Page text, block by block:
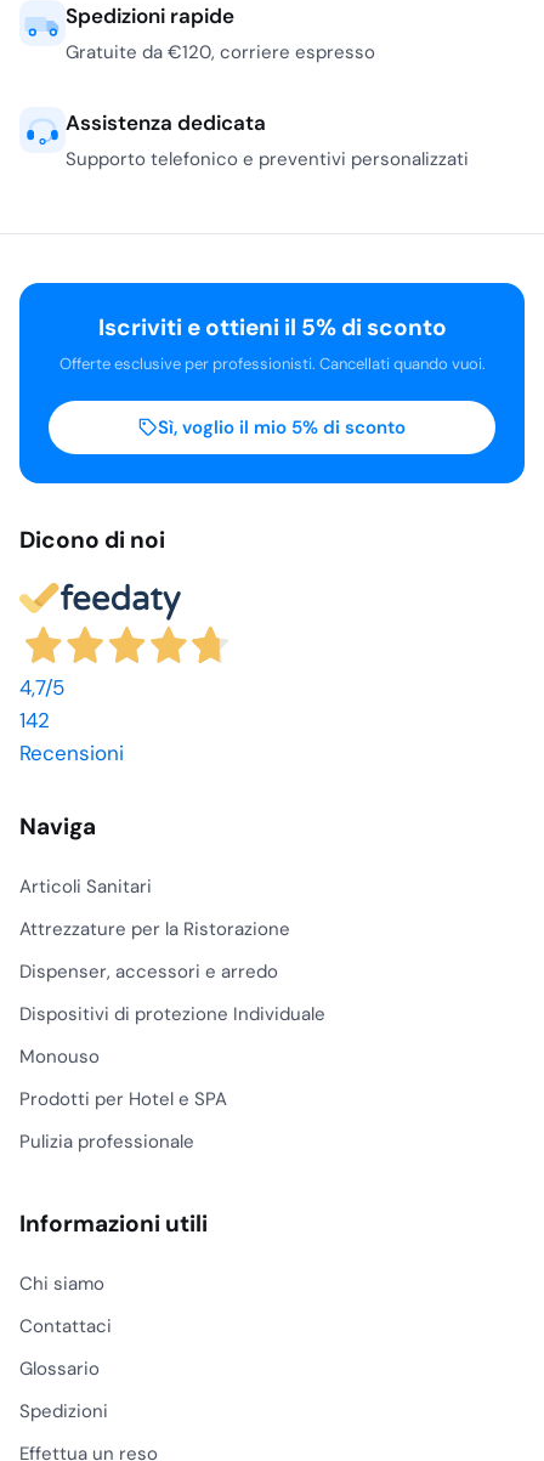
Spedizioni rapide
Gratuite da €120, corriere espresso
Assistenza dedicata
Supporto telefonico e preventivi personalizzati
Dicono di noi
4,7/5
142
Recensioni
Naviga
Articoli Sanitari
Attrezzature per la Ristorazione
Dispenser, accessori e arredo
Dispositivi di protezione Individuale
Monouso
Prodotti per Hotel e SPA
Pulizia professionale
Informazioni utili
Chi siamo
Contattaci
Glossario
Spedizioni
Effettua un reso
Iscriviti e ottieni il 5% di sconto
Offerte esclusive per professionisti. Cancellati quando vuoi.
Sì, voglio il mio 5% di sconto